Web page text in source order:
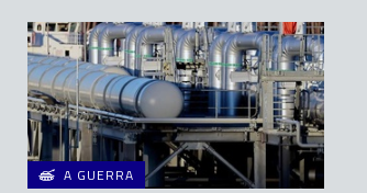
A GUERRA